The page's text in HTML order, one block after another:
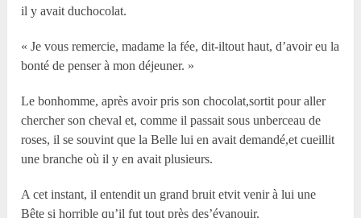
il y avait duchocolat.
« Je vous remercie, madame la fée, dit-iltout haut, d’avoir eu la
bonté de penser à mon déjeuner. »
Le bonhomme, après avoir pris son chocolat,sortit pour aller
chercher son cheval et, comme il passait sous unberceau de
roses, il se souvint que la Belle lui en avait demandé,et cueillit
une branche où il y en avait plusieurs.
A cet instant, il entendit un grand bruit etvit venir à lui une
Bête si horrible qu’il fut tout près des’évanouir.